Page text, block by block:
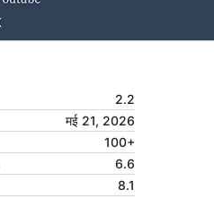
2.2
मई 21, 2026
100+
6.6
8.1